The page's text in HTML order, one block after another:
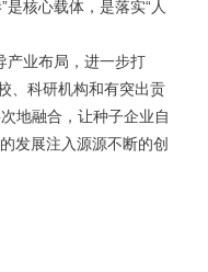
核心载体，是落实“人
业布局，进一步打
、科研机构和有突出贡
地融合，让种子企业自
发展注入源源不断的创